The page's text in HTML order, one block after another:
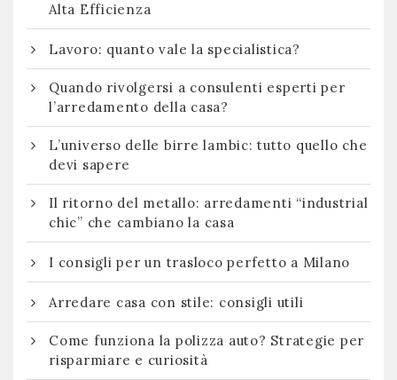
Alta Efficienza
Lavoro: quanto vale la specialistica?
Quando rivolgersi a consulenti esperti per
l’arredamento della casa?
L’universo delle birre lambic: tutto quello che
devi sapere
Il ritorno del metallo: arredamenti “industrial
chic” che cambiano la casa
I consigli per un trasloco perfetto a Milano
Arredare casa con stile: consigli utili
Come funziona la polizza auto? Strategie per
risparmiare e curiosità